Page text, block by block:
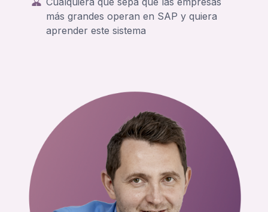
más grandes operan en SAP y quiera
aprender este sistema